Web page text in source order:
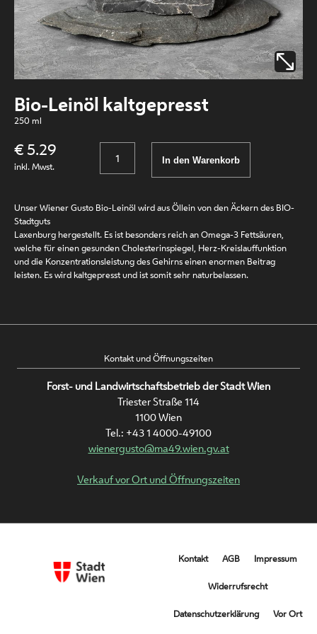
Bio-Leinöl kaltgepresst
250 ml
€ 5.29
inkl. Mwst.
Anzahl
In den Warenkorb
Unser Wiener Gusto Bio-Leinöl wird aus Öllein von den Äckern des BIO-
Stadtguts
Laxenburg hergestellt. Es ist besonders reich an Omega-3 Fettsäuren,
welche für einen gesunden Cholesterinspiegel, Herz-Kreislauffunktion
und die Konzentrationsleistung des Gehirns einen enormen Beitrag
leisten. Es wird kaltgepresst und ist somit sehr naturbelassen.
Kontakt und Öffnungszeiten
Forst- und Landwirtschaftsbetrieb der Stadt Wien
Triester Straße 114
1100 Wien
Tel.: +43 1 4000-49100
wienergusto@ma49.wien.gv.at
Verkauf vor Ort und Öffnungszeiten
Metanavigation
Kontakt AGB Impressum
Widerrufsrecht
Datenschutzerklärung Vor Ort